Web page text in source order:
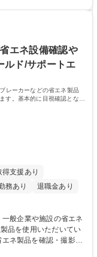
ブレーカー・分電盤設
可能性もあり！年次に
普通自動車
エネ設備確認や
ルド/サポートエ
レーカーなどの省エネ製品
す。基本的に目視確認とな
得支援あり
務あり
退職金あり
ネ製品を確認・撮影及
本的に目視確認とな